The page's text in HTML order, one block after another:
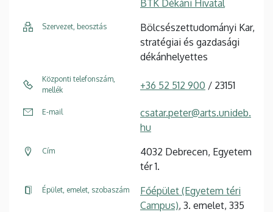
BTK Dékáni Hivatal
Szervezet, beosztás
Bölcsészettudományi Kar,
stratégiai és gazdasági
dékánhelyettes
Központi telefonszám,
mellék
+36 52 512 900 / 23151
E-mail
csatar.peter@arts.unideb.
hu
Cím
4032 Debrecen, Egyetem
tér 1.
Épület, emelet, szobaszám
Főépület (Egyetem téri
Campus), 3. emelet, 335